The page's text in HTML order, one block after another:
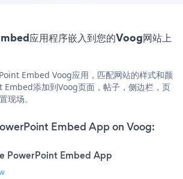
应用程序嵌入到您的Voog网站上
Embed Voog应用，匹配网站的样式和颜
Embed添加到Voog页面，帖子，侧边栏，页
现场。
Embed App on Voog:
PowerPoint Embed App